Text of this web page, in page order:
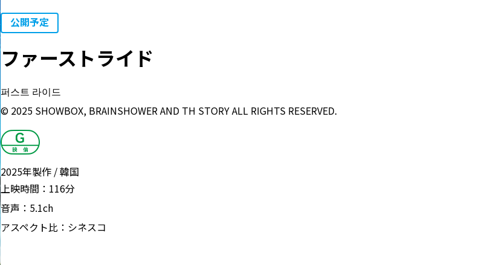
公開予定
ファーストライド
퍼스트 라이드
© 2025 SHOWBOX, BRAINSHOWER AND TH STORY ALL RIGHTS RESERVED.
2025年製作 韓国
上映時間： 116分
音声： 5.1ch
アスペクト比： シネスコ